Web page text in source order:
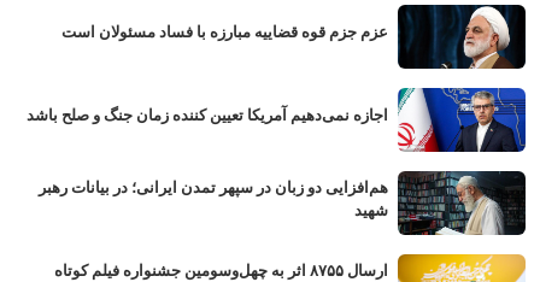
عزم جزم قوه قضاییه مبارزه با فساد مسئولان است
اجازه نمی‌دهیم آمریکا تعیین کننده زمان جنگ و صلح باشد
هم‌افزایی دو زبان در سپهر تمدن ایرانی؛ در بیانات رهبر
شهید
ارسال ۸۷۵۵ اثر به چهل‌وسومین جشنواره فیلم کوتاه